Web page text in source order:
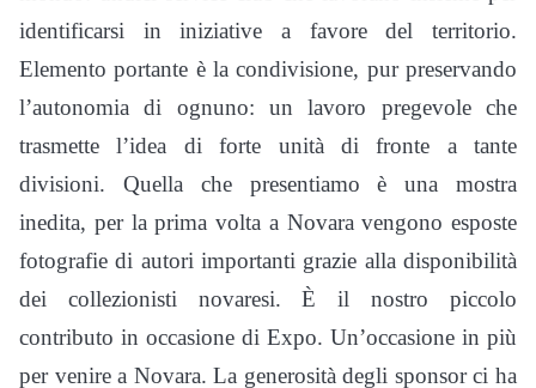
identificarsi in iniziative a favore del territorio.
Elemento portante è la condivisione, pur preservando
l’autonomia di ognuno: un lavoro pregevole che
trasmette l’idea di forte unità di fronte a tante
divisioni. Quella che presentiamo è una mostra
inedita, per la prima volta a Novara vengono esposte
fotografie di autori importanti grazie alla disponibilità
dei collezionisti novaresi. È il nostro piccolo
contributo in occasione di Expo. Un’occasione in più
per venire a Novara. La generosità degli sponsor ci ha